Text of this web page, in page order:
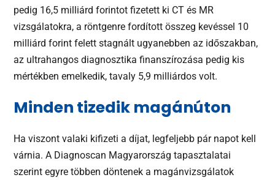
pedig 16,5 milliárd forintot fizetett ki CT és MR
vizsgálatokra, a röntgenre fordított összeg kevéssel 10
milliárd forint felett stagnált ugyanebben az időszakban,
az ultrahangos diagnosztika finanszírozása pedig kis
mértékben emelkedik, tavaly 5,9 milliárdos volt.
Minden tizedik magánúton
Ha viszont valaki kifizeti a díjat, legfeljebb pár napot kell
várnia. A Diagnoscan Magyarország tapasztalatai
szerint egyre többen döntenek a magánvizsgálatok